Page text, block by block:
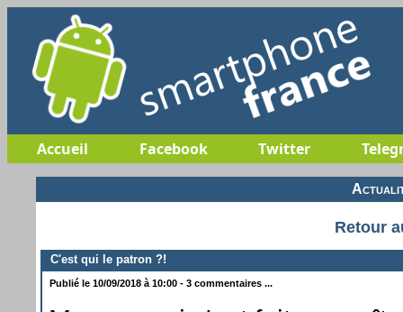
Accueil Facebook Twitter
Retour
C'est qui le patron ?!
Publié le 10/09/2018 à 10:00 - 3 commentaires ...